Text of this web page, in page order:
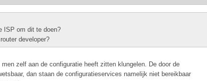
ISP om dit te doen?
developer?
zelf aan de configuratie heeft zitten klungelen. De door de
dan staan de configuratieservices namelijk niet bereikbaar